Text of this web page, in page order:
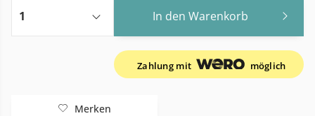
In den Warenkorb
Zahlung mit möglich
Merken